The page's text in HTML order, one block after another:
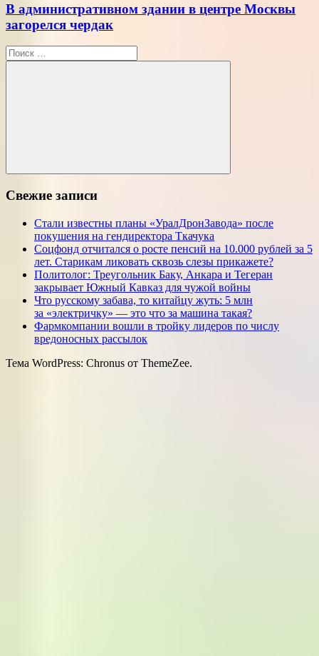
В административном здании в центре Москвы
загорелся чердак
Поиск
для:
Поиск
Свежие записи
Стали известны планы «УралДронЗавода» после
покушения на гендиректора Ткачука
Соцфонд отчитался о росте пенсий на 10.000 рублей за 5
лет. Старикам ликовать сквозь слезы прикажете?
Политолог: Треугольник Баку, Анкара и Тегеран
закрывает Южный Кавказ для чужой войны
Что русскому забава, то китайцу жуть: 5 млн
за «электричку» — это что за машина такая?
Фармкомпании вошли в тройку лидеров по числу
вредоносных рассылок
Тема WordPress: Chronus от ThemeZee.